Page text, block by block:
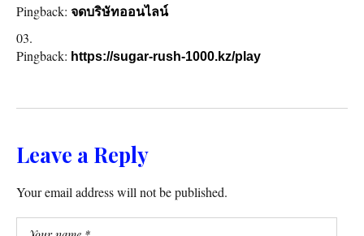
Pingback: จดบริษัทออนไลน์
Pingback: https://sugar-rush-1000.kz/play
Leave a Reply
Your email address will not be published.